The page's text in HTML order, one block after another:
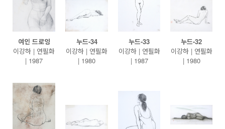
여인 드로잉
이강하 | 연필화
| 1987
누드-34
이강하 | 연필화
| 1980
누드-33
이강하 | 연필화
| 1987
누드-32
이강하 | 연필화
| 1980